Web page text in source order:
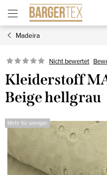
Inhalt
springen
Madeira
Nicht bewertet
Kleiderstoff
Beige hellgrau
Mehr für weniger